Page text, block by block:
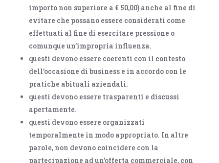
importo non superiore a € 50,00) anche al fine di
evitare che possano essere considerati come
effettuati al fine di esercitare pressione o
comunque un’impropria influenza.
questi devono essere coerenti con il contesto
dell’occasione di business e in accordo con le
pratiche abituali aziendali.
questi devono essere trasparenti e discussi
apertamente.
questi devono essere organizzati
temporalmente in modo appropriato. In altre
parole, non devono coincidere con la
partecipazione ad un’offerta commerciale, con